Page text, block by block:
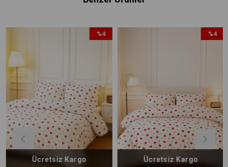
Ücretsiz Kargo Ücretsiz Kargo